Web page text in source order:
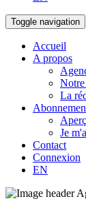
Toggle navigation
Accueil
A propos
La
Je
Contact
Connexion
EN